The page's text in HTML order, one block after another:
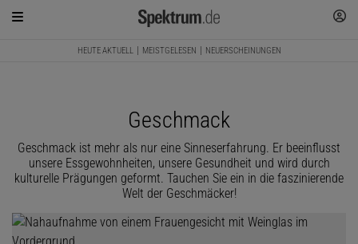
HEUTE AKTUELL MEISTGELESEN NEUERSCHEINUNGEN
Geschmack
Geschmack ist mehr als nur eine Sinneserfahrung. Er beeinflusst
unsere Essgewohnheiten, unsere Gesundheit und wird durch
kulturelle Prägungen geformt. Tauchen Sie ein in die faszinierende
Welt der Geschmäcker!